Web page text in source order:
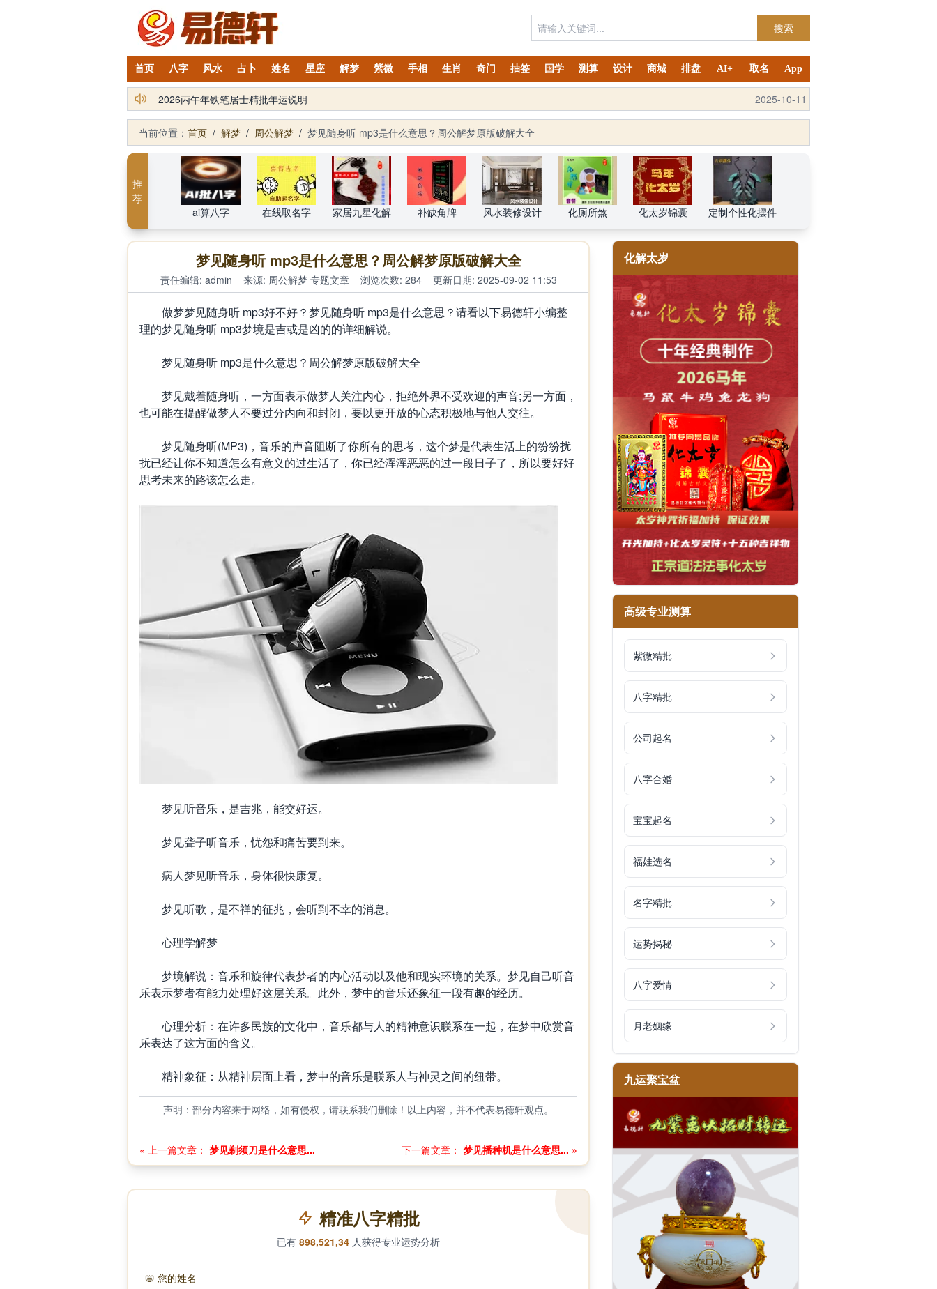
搜索
首页 八字 风水 占卜 姓名 星座 解梦 紫微 手相 生肖 奇门 抽签 国学 测算 设计 商城 排盘 AI+ 取名 App
易德轩吉祥商城：2026丙午年化太岁锦囊属马、鼠、兔、鸡、狗、龙、牛生肖化太岁锦囊预订！ 2025-10-12
当前位置： 首页 / 解梦 / 周公解梦 / 梦见随身听 mp3是什么意思？周公解梦原版破解大全
推
荐
ai算八字
在线取名字 家居九星化解 补缺角牌 风水装修设计 化厕所煞 化太岁锦囊 定制个性化摆件
梦见随身听 mp3是什么意思？周公解梦原版破解大全
责任编辑: admin 来源: 周公解梦专题文章 浏览次数: 284 更新日期: 2025-09-02 11:53
做梦梦见随身听 mp3好不好？梦见随身听 mp3是什么意思？请看以下易德轩小编整
理的梦见随身听 mp3梦境是吉或是凶的的详细解说。
梦见随身听 mp3是什么意思？周公解梦原版破解大全
梦见戴着随身听，一方面表示做梦人关注内心，拒绝外界不受欢迎的声音;另一方面，
也可能在提醒做梦人不要过分内向和封闭，要以更开放的心态积极地与他人交往。
梦见随身听(MP3)，音乐的声音阻断了你所有的思考，这个梦是代表生活上的纷纷扰
扰已经让你不知道怎么有意义的过生活了，你已经浑浑恶恶的过一段日子了，所以要好好
思考未来的路该怎么走。
梦见听音乐，是吉兆，能交好运。
梦见聋子听音乐，忧怨和痛苦要到来。
病人梦见听音乐，身体很快康复。
梦见听歌，是不祥的征兆，会听到不幸的消息。
心理学解梦
梦境解说：音乐和旋律代表梦者的内心活动以及他和现实环境的关系。梦见自己听音
乐表示梦者有能力处理好这层关系。此外，梦中的音乐还象征一段有趣的经历。
心理分析：在许多民族的文化中，音乐都与人的精神意识联系在一起，在梦中欣赏音
乐表达了这方面的含义。
精神象征：从精神层面上看，梦中的音乐是联系人与神灵之间的纽带。
声明：部分内容来于网络，如有侵权，请联系我们删除！以上内容，并不代表易德轩观点。
« 上一篇文章： 梦见剃须刀是什么意思... 下一篇文章： 梦见播种机是什么意思... »
精准八字精批
已有 898,521,34 人获得专业运势分析
📛 您的姓名
化解太岁
高级专业测算
紫微精批
八字精批
公司起名
八字合婚
宝宝起名
福娃选名
名字精批
运势揭秘
八字爱情
月老姻缘
九运聚宝盆